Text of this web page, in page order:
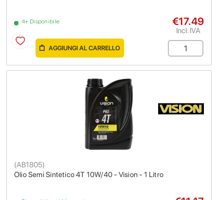
4+ Disponibile €17.49
Incl. IVA
AGGIUNGI AL CARRELLO
Olio Semi Sintetico 4T 10W/40 - Vision - 1 Litro
(AB1805)